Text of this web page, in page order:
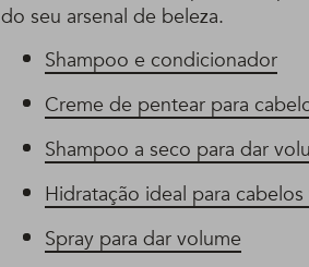
do seu arsenal de beleza.
Shampoo e condicionador
Creme de pentear para
Shampoo a seco para dar
Hidratação ideal para cabelos
Spray para dar volume